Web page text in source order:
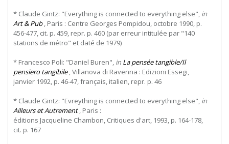
* Claude Gintz: "Everything is connected to everything else", in
Art & Pub, Paris : Centre Georges Pompidou, octobre 1990, p.
456-477, cit. p. 459, repr. p. 460 (par erreur intitulée par "140
stations de métro" et daté de 1979)
* Francesco Poli: "Daniel Buren", in La pensée tangible/Il
pensiero tangibile, Villanova di Ravenna : Edizioni Essegi,
janvier 1992, p. 46-47, français, italien, repr. p. 46
* Claude Gintz: "Evreything is connected to everything else", in
Ailleurs et Autrement , Paris :
éditions Jacqueline Chambon, Critiques d'art, 1993, p. 164-178,
cit. p. 167